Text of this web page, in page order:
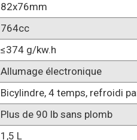
82x76mm
764cc
≤374 g/kw.h
Allumage électronique
Bicylindre, 4 temps, refroidi
Plus de 90 lb sans plomb
1,5 L